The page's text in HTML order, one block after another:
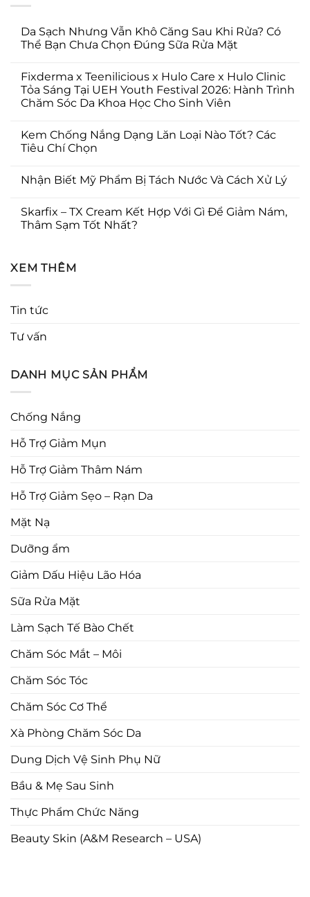
Da Sạch Nhưng Vẫn Khô Căng Sau Khi Rửa? Có
Thể Bạn Chưa Chọn Đúng Sữa Rửa Mặt
Fixderma x Teenilicious x Hulo Care x Hulo Clinic
Tỏa Sáng Tại UEH Youth Festival 2026: Hành Trình
Chăm Sóc Da Khoa Học Cho Sinh Viên
Kem Chống Nắng Dạng Lăn Loại Nào Tốt? Các
Tiêu Chí Chọn
Nhận Biết Mỹ Phẩm Bị Tách Nước Và Cách Xử Lý
Skarfix – TX Cream Kết Hợp Với Gì Để Giảm Nám,
Thâm Sạm Tốt Nhất?
XEM THÊM
Tin tức
Tư vấn
DANH MỤC SẢN PHẨM
Chống Nắng
Hỗ Trợ Giảm Mụn
Hỗ Trợ Giảm Thâm Nám
Hỗ Trợ Giảm Sẹo – Rạn Da
Mặt Nạ
Dưỡng ẩm
Giảm Dấu Hiệu Lão Hóa
Sữa Rửa Mặt
Làm Sạch Tế Bào Chết
Chăm Sóc Mắt – Môi
Chăm Sóc Tóc
Chăm Sóc Cơ Thể
Xà Phòng Chăm Sóc Da
Dung Dịch Vệ Sinh Phụ Nữ
Bầu & Mẹ Sau Sinh
Thực Phẩm Chức Năng
Beauty Skin (A&M Research – USA)